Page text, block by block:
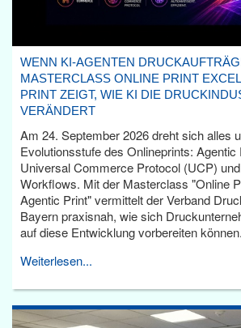
WENN KI-AGENTEN
MASTERCLASS ONLINE PRINT
PRINT ZEIGT, WIE KI DIE
VERÄNDERT
Am 24. September 2026 dreht sich alles
Evolutionsstufe des Onlineprints: Agentic
Universal Commerce Protocol (UCP)
Workflows. Mit der Masterclass "Online
Agentic Print" vermittelt der Verband
Bayern praxisnah, wie sich
auf diese Entwicklung vorbereiten können.
Weiterlesen...